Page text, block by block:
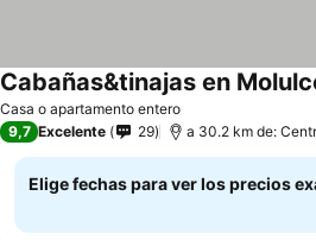
Casa o apartamento entero
Ver precios
9,7 Excelente 29 a 30.2 km de:
Elige fechas para ver los precios